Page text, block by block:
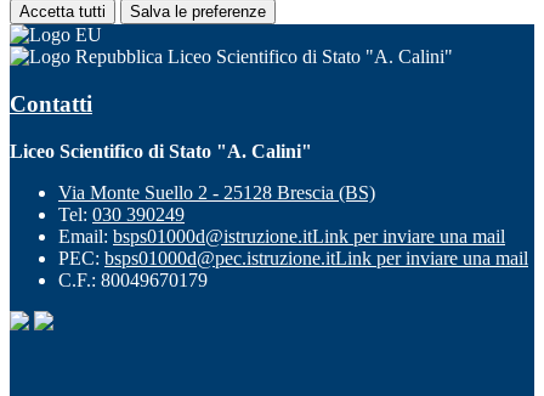
Accetta tutti Salva le preferenze
Liceo Scientifico di Stato "A. Calini"
Contatti
Liceo Scientifico di Stato "A. Calini"
Via Monte Suello 2 - 25128 Brescia (BS)
Tel: 030 390249
Email: bsps01000d@istruzione.itLink per inviare una mail
PEC: bsps01000d@pec.istruzione.itLink per inviare una mail
C.F.: 80049670179